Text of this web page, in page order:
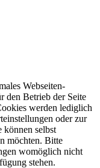
Webseiten-
den Betrieb der Seite
werden lediglich
oder zur
können selbst
möchten. Bitte
womöglich nicht
stehen.